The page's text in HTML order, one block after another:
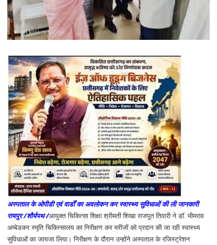
अस्पताल के ओपीडी एवं वार्डों का अवलोकन कर स्वास्थ्य सुविधाओं की ली जानकारी
रायपुर /शौर्यपथ /आयुक्त चिकित्सा शिक्षा श्रीमती शिखा राजपूत तिवारी ने डॉ. भीमराव
अम्बेडकर स्मृति चिकित्सालय का निरीक्षण कर मरीजों को प्रदान की जा रही स्वास्थ्य
सुविधाओं का जायजा लिया। निरीक्षण के दौरान उन्होंने अस्पताल के रजिस्ट्रेशन